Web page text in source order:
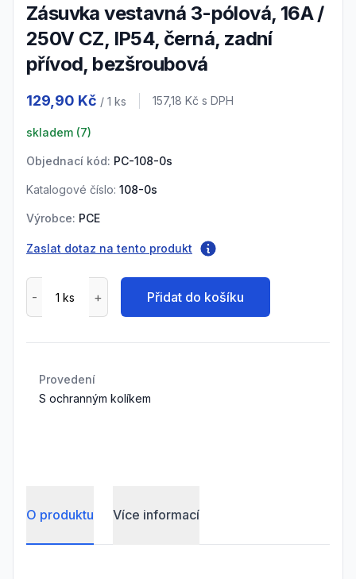
zásuvka vestavná 3-pólová, 16A /
250V CZ, IP54, černá, zadní
přívod, bezšroubová
129,90 Kč / 1 ks Cena s DPH
157,18 Kč s DPH
skladem (7)
Objednací kód: PC-108-0s
Katalogové číslo: 108-0s
Výrobce: PCE
Zaslat dotaz na tento produkt
Přidat do košíku
Provedení
S ochranným kolíkem
O produktu Více informací